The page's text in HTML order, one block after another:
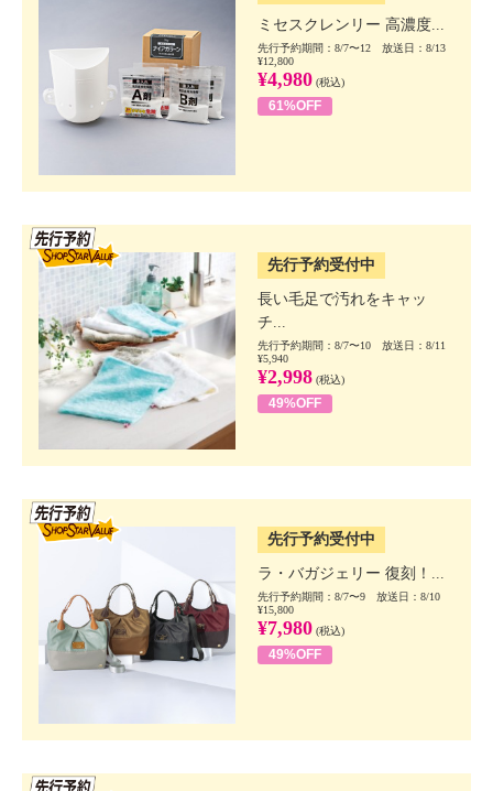
ミセスクレンリー 高濃度...
先行予約期間：8/7〜12 放送日：8/13
¥12,800
¥4,980 (税込)
61%OFF
先行予約受付中
長い毛足で汚れをキャッ
チ...
先行予約期間：8/7〜10 放送日：8/11
¥5,940
¥2,998 (税込)
49%OFF
先行予約受付中
ラ・バガジェリー 復刻！...
先行予約期間：8/7〜9 放送日：8/10
¥15,800
¥7,980 (税込)
49%OFF